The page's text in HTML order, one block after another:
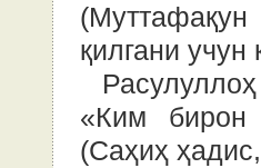
қилгани
«Ким бирон
(Саҳиҳ